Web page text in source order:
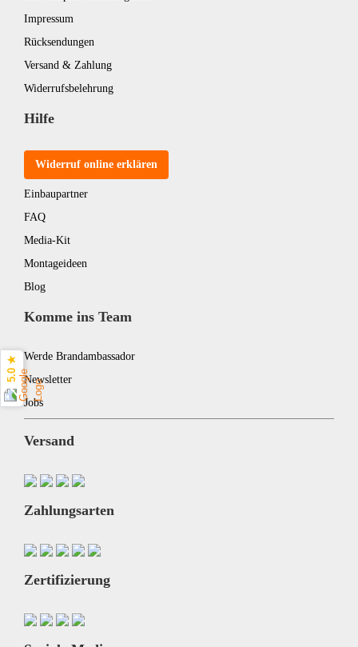
Impressum
Rücksendungen
Versand & Zahlung
Widerrufsbelehrung
Hilfe
Widerruf online erklären
Einbaupartner
FAQ
Media-Kit
Montageideen
Blog
Komme ins Team
Werde Brandambassador
Newsletter
Jobs
Versand
Zahlungsarten
Zertifizierung
5.0 ★